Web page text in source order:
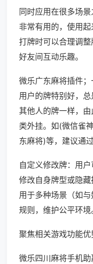
同时应用在很多场
非常有用的，使用
打牌时可以合理调
好友间互动乐趣。
微乐广东麻将插件
用户的牌特别好，
其他人的牌一样，
类外挂。如(微信雀
东麻将)等，建议通
自定义修改牌：用户
修改自身牌型或隐
用于多种场景（如
规则，维护公平环境
聚焦相关游戏功能优
微乐四川麻将手机